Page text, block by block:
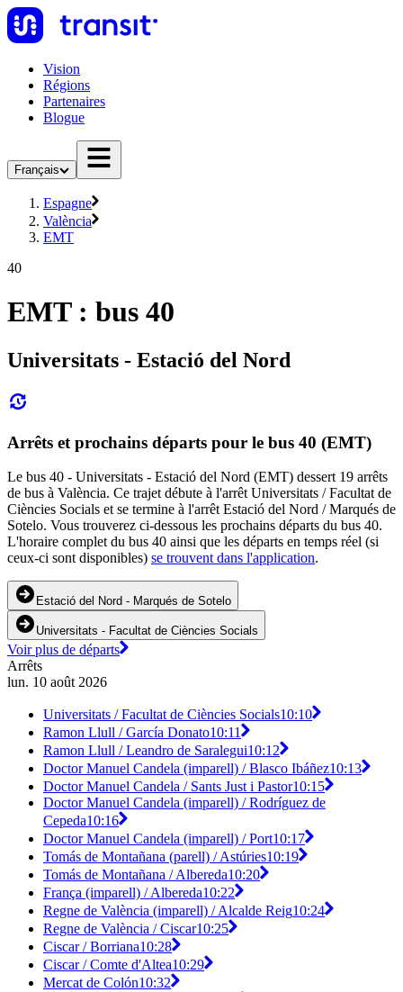
Vision
Régions
Partenaires
Blogue
Français
Espagne
València
EMT
40
EMT : bus 40
Universitats - Estació del Nord
Arrêts et prochains départs pour le bus 40 (EMT)
Le bus 40 - Universitats - Estació del Nord (EMT) dessert 19 arrêts
de bus à València. Ce trajet débute à l'arrêt Universitats / Facultat de
Ciències Socials et se termine à l'arrêt Estació del Nord / Marqués de
Sotelo. Vous trouverez ci-dessous les prochains départs du bus 40.
L'horaire complet du bus 40 ainsi que les départs en temps réel (si
ceux-ci sont disponibles) se trouvent dans l'application.
Estació del Nord - Marqués de Sotelo
Universitats - Facultat de Ciències Socials
Voir plus de départs
Arrêts
lun. 10 août 2026
Universitats / Facultat de Ciències Socials10:10
Ramon Llull / García Donato10:11
Ramon Llull / Leandro de Saralegui10:12
Doctor Manuel Candela (imparell) / Blasco Ibáñez10:13
Doctor Manuel Candela / Sants Just i Pastor10:15
Doctor Manuel Candela (imparell) / Rodríguez de
Cepeda10:16
Doctor Manuel Candela (imparell) / Port10:17
Tomás de Montañana (parell) / Astúries10:19
Tomás de Montañana / Albereda10:20
França (imparell) / Albereda10:22
Regne de València (imparell) / Alcalde Reig10:24
Regne de València / Ciscar10:25
Ciscar / Borriana10:28
Ciscar / Comte d'Altea10:29
Mercat de Colón10:32